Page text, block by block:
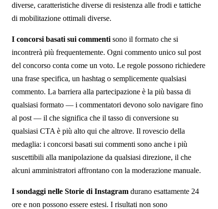
diverse, caratteristiche diverse di resistenza alle frodi e tattiche
di mobilitazione ottimali diverse.
I concorsi basati sui commenti sono il formato che si
incontrerà più frequentemente. Ogni commento unico sul post
del concorso conta come un voto. Le regole possono richiedere
una frase specifica, un hashtag o semplicemente qualsiasi
commento. La barriera alla partecipazione è la più bassa di
qualsiasi formato — i commentatori devono solo navigare fino
al post — il che significa che il tasso di conversione su
qualsiasi CTA è più alto qui che altrove. Il rovescio della
medaglia: i concorsi basati sui commenti sono anche i più
suscettibili alla manipolazione da qualsiasi direzione, il che
alcuni amministratori affrontano con la moderazione manuale.
I sondaggi nelle Storie di Instagram durano esattamente 24
ore e non possono essere estesi. I risultati non sono